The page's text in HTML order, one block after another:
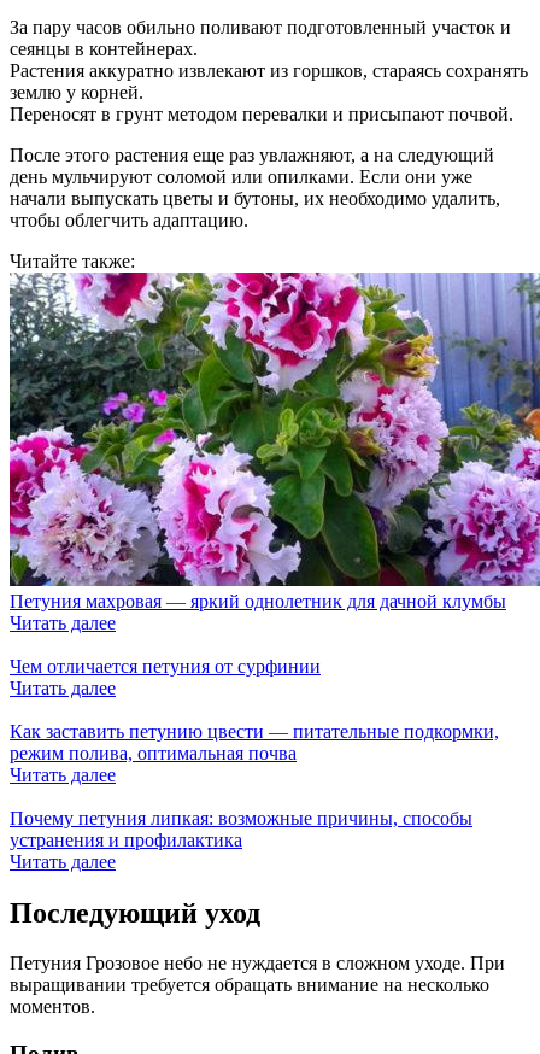
За пару часов обильно поливают подготовленный участок и
сеянцы в контейнерах.
Растения аккуратно извлекают из горшков, стараясь сохранять
землю у корней.
Переносят в грунт методом перевалки и присыпают почвой.
После этого растения еще раз увлажняют, а на следующий
день мульчируют соломой или опилками. Если они уже
начали выпускать цветы и бутоны, их необходимо удалить,
чтобы облегчить адаптацию.
Читайте также:
Петуния махровая — яркий однолетник для дачной клумбы
Читать далее
Чем отличается петуния от сурфинии
Читать далее
Как заставить петунию цвести — питательные подкормки,
режим полива, оптимальная почва
Читать далее
Почему петуния липкая: возможные причины, способы
устранения и профилактика
Читать далее
Последующий уход
Петуния Грозовое небо не нуждается в сложном уходе. При
выращивании требуется обращать внимание на несколько
моментов.